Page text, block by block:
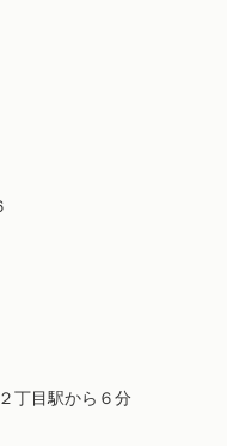
丁目駅から６分